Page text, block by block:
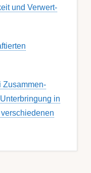
und Ver­wert­
Zusamm­­en­
in